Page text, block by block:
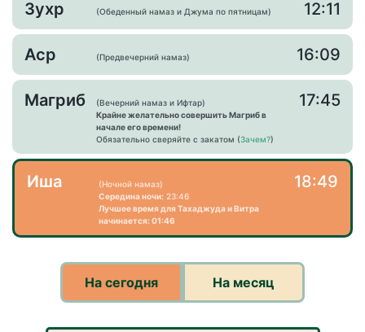
Зухр (Обеденный намаз и Джума по пятницам) 12:11
Аср (Предвечерний намаз) 16:09
Магриб
(Вечерний намаз и Ифтар)
Крайне желательно совершить Магриб в
начале его времени!
Обязательно сверяйте с закатом (Зачем?)
17:45
Иша
(Ночной намаз)
Середина ночи: 23:46
Лучшее время для Тахаджуда и Витра
начинается: 01:46
18:49
На сегодня На месяц